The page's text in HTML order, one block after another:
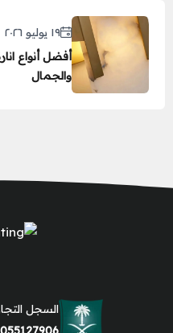
١٩ يوليو ٢٠٢٦
أفضل أنواع
والجمال
السجل